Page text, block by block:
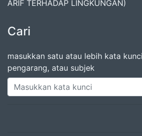
ARIF TERHADAP LINGKUNGAN)
Cari
masukkan satu atau lebih kata
pengarang, atau subjek